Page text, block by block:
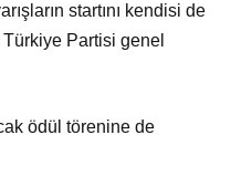
startını kendisi de
Türkiye Partisi genel
ödül törenine de